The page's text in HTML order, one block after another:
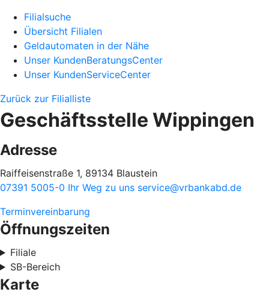
Filialsuche
Übersicht Filialen
Geldautomaten in der Nähe
Unser KundenBeratungsCenter
Unser KundenServiceCenter
Zurück zur Filialliste
Geschäftsstelle Wippingen
Adresse
Raiffeisenstraße 1, 89134 Blaustein
07391 5005-0 Ihr Weg zu uns service@vrbankabd.de
Terminvereinbarung
Öffnungszeiten
Filiale
SB-Bereich
Karte